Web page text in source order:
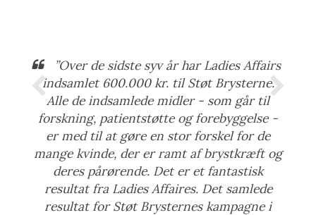
”Over de sidste syv år har Ladies Affairs
indsamlet 600.000 kr. til Støt Brysterne.
Alle de indsamlede midler - som går til
forskning, patientstøtte og forebyggelse -
er med til at gøre en stor forskel for de
mange kvinde, der er ramt af brystkræft og
deres pårørende. Det er et fantastisk
resultat fra Ladies Affaires. Det samlede
resultat for Støt Brysternes kampagne i